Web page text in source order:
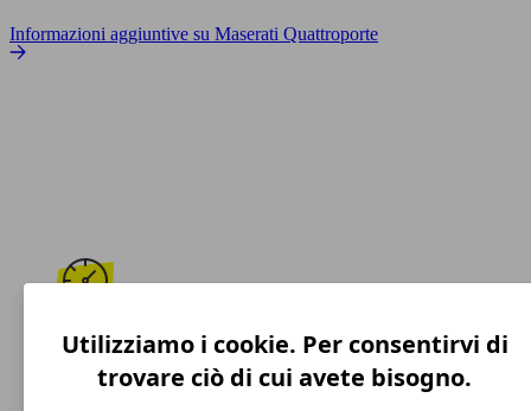
Informazioni aggiuntive su Maserati Quattroporte
288 km/h
Velocità massima
Utilizziamo i cookie. Per consentirvi di
trovare ciò di cui avete bisogno.